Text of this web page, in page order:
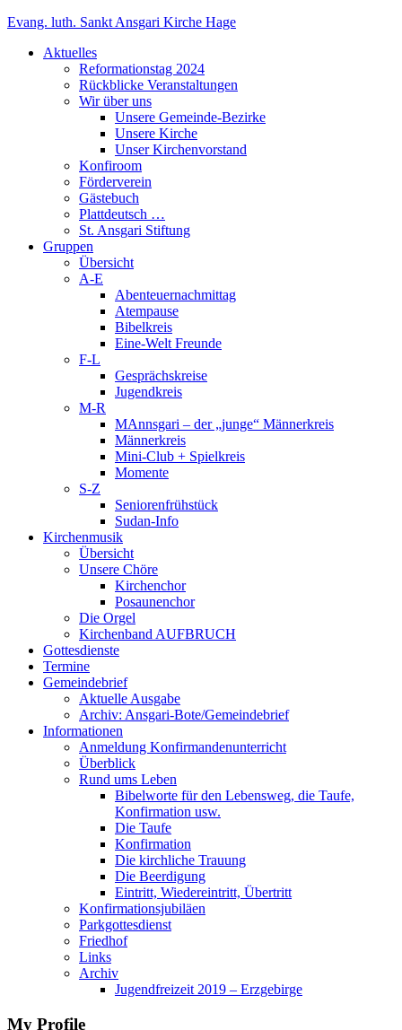
Zum
springen
Evang. luth. Sankt Ansgari Kirche Hage
Aktuelles
Reformationstag 2024
Rückblicke Veranstaltungen
Wir über uns
Unsere Gemeinde-Bezirke
Unsere Kirche
Unser Kirchenvorstand
Konfiroom
Förderverein
Gästebuch
Plattdeutsch …
St. Ansgari Stiftung
Gruppen
Übersicht
A-E
Abenteuernachmittag
Atempause
Bibelkreis
Eine-Welt Freunde
F-L
Gesprächskreise
Jugendkreis
M-R
MAnnsgari – der „junge“ Männerkreis
Männerkreis
Mini-Club + Spielkreis
Momente
S-Z
Seniorenfrühstück
Sudan-Info
Kirchenmusik
Übersicht
Unsere Chöre
Kirchenchor
Posaunenchor
Die Orgel
Kirchenband AUFBRUCH
Gottesdienste
Termine
Gemeindebrief
Aktuelle Ausgabe
Archiv: Ansgari-Bote/Gemeindebrief
Informationen
Anmeldung Konfirmandenunterricht
Überblick
Rund ums Leben
Bibelworte für den Lebensweg, die Taufe,
Konfirmation usw.
Die Taufe
Konfirmation
Die kirchliche Trauung
Die Beerdigung
Eintritt, Wiedereintritt, Übertritt
Konfirmationsjubiläen
Parkgottesdienst
Friedhof
Links
Archiv
Jugendfreizeit 2019 – Erzgebirge
My Profile